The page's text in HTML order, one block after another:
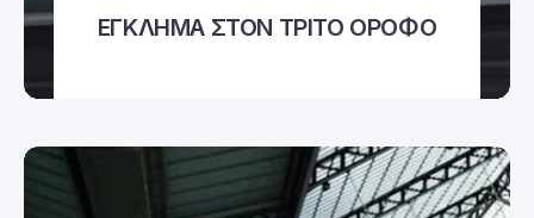
ΕΓΚΛΗΜΑ ΣΤΟΝ ΤΡΙΤΟ ΟΡΟΦΟ